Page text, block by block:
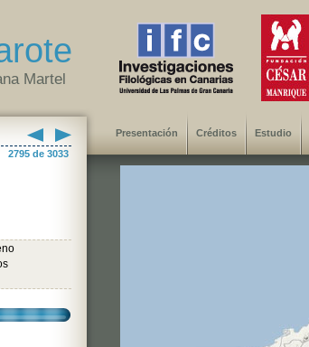
Martel
2795 de 3033
Presentación Créditos Estudio